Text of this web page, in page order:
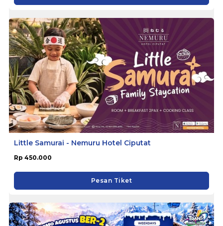
Little Samurai - Nemuru Hotel Ciputat
Rp 450.000
Pesan Tiket